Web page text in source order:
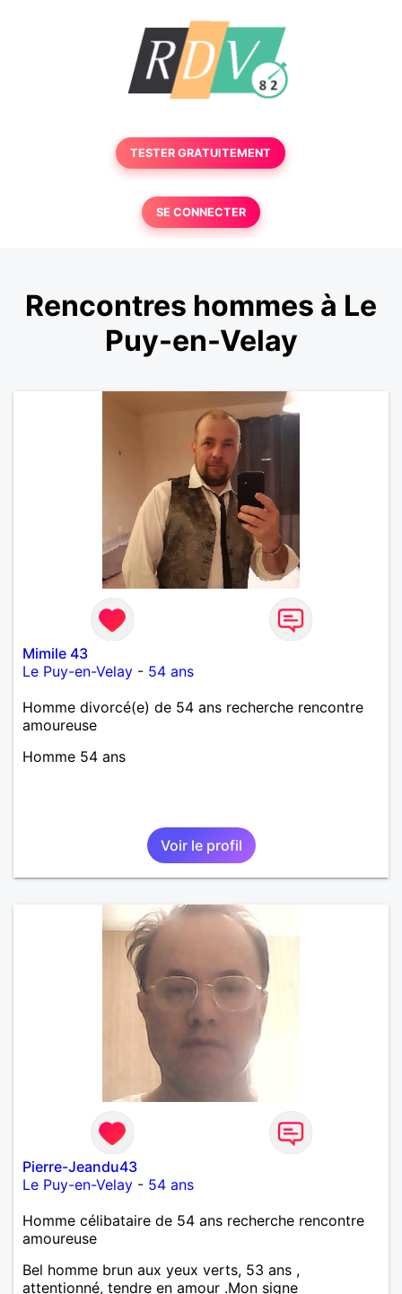
TESTER GRATUITEMENT
SE CONNECTER
Rencontres hommes à Le
Puy-en-Velay
Mimile 43
Le Puy-en-Velay - 54 ans
Homme divorcé(e) de 54 ans recherche rencontre
amoureuse
Homme 54 ans
Voir le profil
Pierre-Jeandu43
Le Puy-en-Velay - 54 ans
Homme célibataire de 54 ans recherche rencontre
amoureuse
Bel homme brun aux yeux verts, 53 ans ,
attentionné, tendre en amour .Mon signe